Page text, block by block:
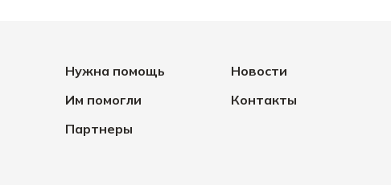
Нужна помощь
Им помогли
Партнеры
Новости
Контакты